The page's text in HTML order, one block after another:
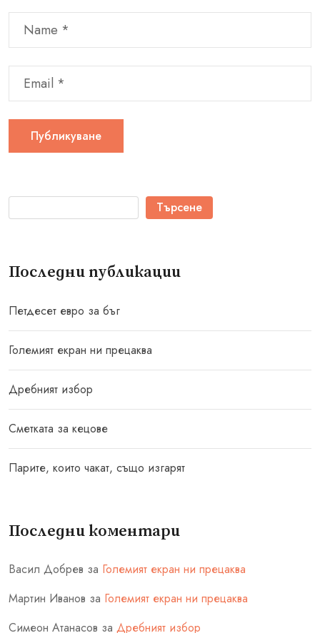
Търсене
Последни публикации
Петдесет евро за бъг
Големият екран ни прецаква
Дребният избор
Сметката за кецове
Парите, които чакат, също изгарят
Последни коментари
Васил Добрев за Големият екран ни прецаква
Мартин Иванов за Големият екран ни прецаква
Симеон Атанасов за Дребният избор